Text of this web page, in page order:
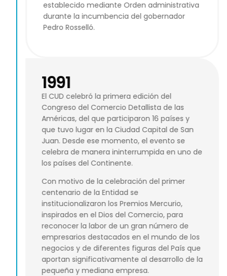
establecido mediante Orden administrativa
durante la incumbencia del gobernador
Pedro Rosselló.
1991
El CUD celebró la primera edición del
Congreso del Comercio Detallista de las
Américas, del que participaron 16 países y
que tuvo lugar en la Ciudad Capital de San
Juan. Desde ese momento, el evento se
celebra de manera ininterrumpida en uno de
los países del Continente.
Con motivo de la celebración del primer
centenario de la Entidad se
institucionalizaron los Premios Mercurio,
inspirados en el Dios del Comercio, para
reconocer la labor de un gran número de
empresarios destacados en el mundo de los
negocios y de diferentes figuras del País que
aportan significativamente al desarrollo de la
pequeña y mediana empresa.